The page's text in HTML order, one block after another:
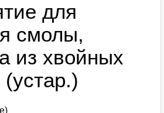
для
смолы,
из хвойных